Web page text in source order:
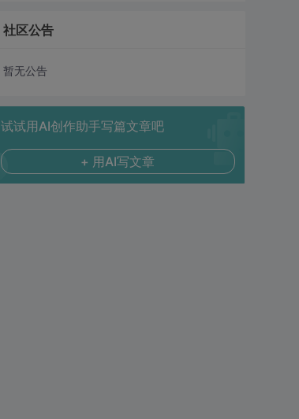
社区公告
暂无公告
试试用AI创作助手写篇文章吧
+ 用AI写文章